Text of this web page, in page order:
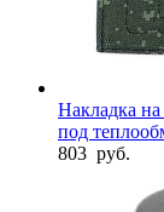
Накладка
под
803 руб.